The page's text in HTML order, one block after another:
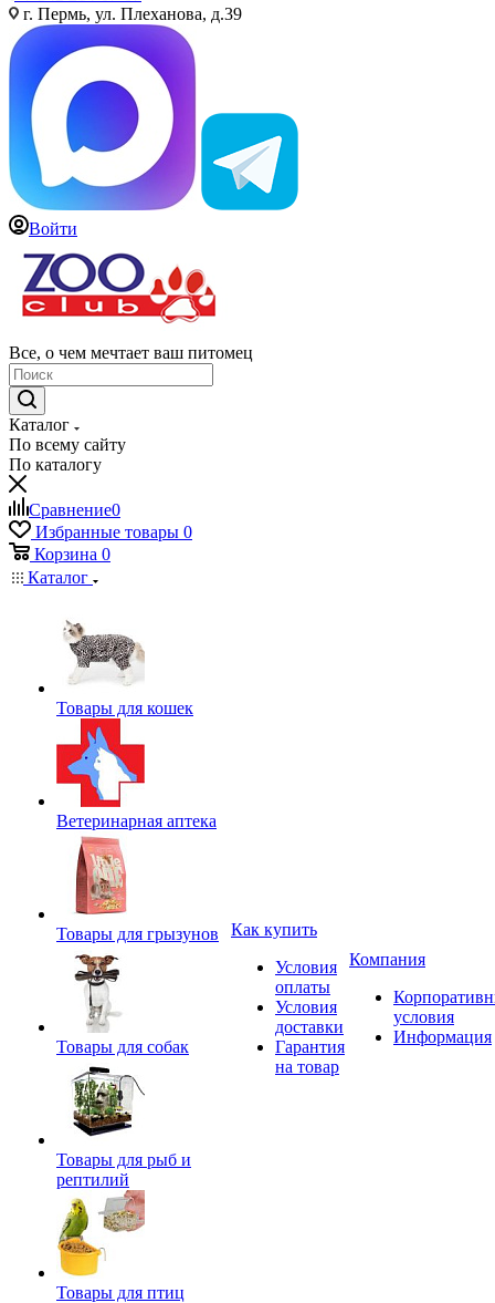
г. Пермь, ул. Плеханова, д.39
Войти
Все, о чем мечтает ваш питомец
Каталог
По всему сайту
По каталогу
Сравнение0
Избранные товары 0
Корзина 0
Каталог
Товары для кошек
Ветеринарная аптека
Товары для грызунов
Товары для собак
Товары для рыб и
рептилий
Товары для птиц
Как купить
Условия
оплаты
Условия
доставки
Гарантия
на товар
Компания
условия
Информация